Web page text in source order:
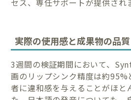
実際の使用感と成果物の品質
3週間の検証期間において、
画のリップシンク精度は約95%
者に違和感を与えることがほと